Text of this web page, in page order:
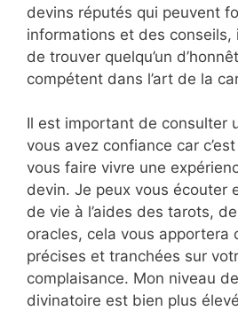
devins réputés qui peuvent
informations et des
de trouver quelqu’un
compétent dans l’art de la
Il est important de consulter
vous avez confiance car
vous faire vivre une
devin. Je peux vous écouter
de vie à l’aides des tarots,
oracles, cela vous apportera
précises et tranchées sur
complaisance. Mon niveau
divinatoire est bien plus